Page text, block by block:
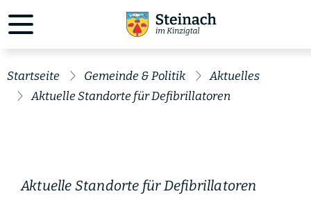
Startseite Gemeinde & Politik
Aktuelles
Aktuelle Standorte für Defibrillatoren
Aktuelle Standorte für Defibrillatoren